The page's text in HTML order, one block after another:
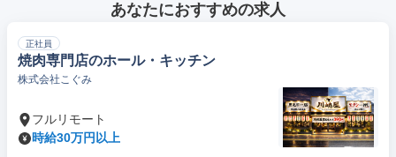
あなたにおすすめの求人
正社員
焼肉専門店のホール・キッチン
株式会社こぐみ
フルリモート
時給30万円以上